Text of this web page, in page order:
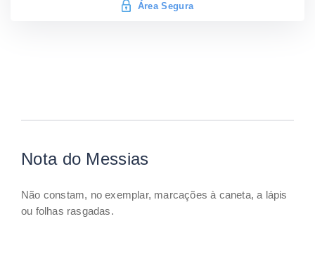
Área Segura
Nota do Messias
Não constam, no exemplar, marcações à caneta, a lápis
ou folhas rasgadas.